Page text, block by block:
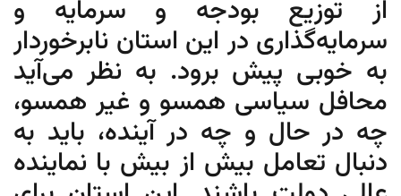
از توزیع بودجه و سرمایه و
سرمایه‌گذاری در این استان نابرخوردار
به خوبی پیش برود. به نظر می‌آید
محافل سیاسی همسو و غیر همسو،
چه در حال و چه در آینده، باید به
دنبال تعامل بیش از بیش با نماینده